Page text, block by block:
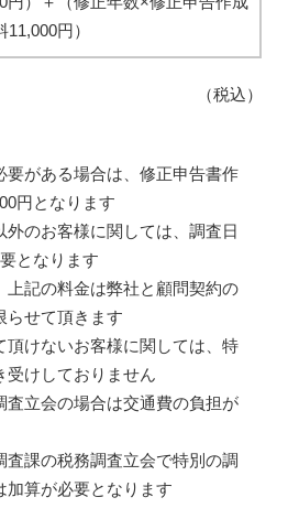
11,000円）
（税込）
要がある場合は、修正申告書作
円となります
外のお客様に関しては、調査日
となります
上記の料金は弊社と顧問契約の
らせて頂きます
頂けないお客様に関しては、特
受けしておりません
査立会の場合は交通費の負担が
査課の税務調査立会で特別の調
加算が必要となります